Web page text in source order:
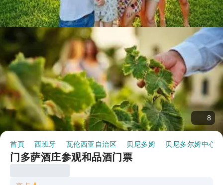
8
首頁 西班牙 瓦伦西亚自治区 贝尼多姆 贝尼多尔姆中心区
门多萨酒庄参观和品酒门票